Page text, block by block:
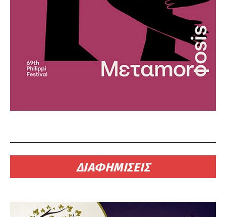
ΔΙΑΦΗΜΙΣΕΙΣ